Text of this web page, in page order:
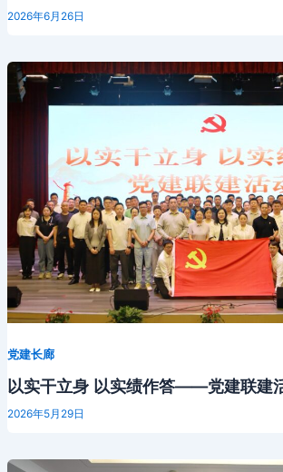
2026年6月26日
党建长廊
以实干立身 以实绩作答——党建联建
2026年5月29日